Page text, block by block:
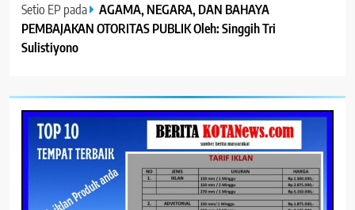
Setio EP pada
AGAMA, NEGARA, DAN BAHAYA
PEMBAJAKAN OTORITAS PUBLIK Oleh: Singgih Tri
Sulistiyono